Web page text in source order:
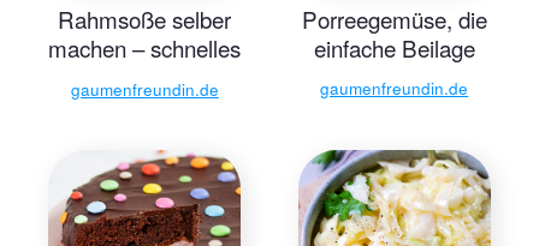
Rahmsoße selber
machen – schnelles
Grundrezept
gaumenfreundin.de
Porreegemüse, die
einfache Beilage
gaumenfreundin.de